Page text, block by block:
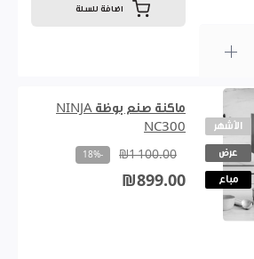
اضافة للسلة
الأشهر
عرض
مباع
ماكنة صنع بوظة NINJA
NC300
₪1 100.00
-18%
₪899.00